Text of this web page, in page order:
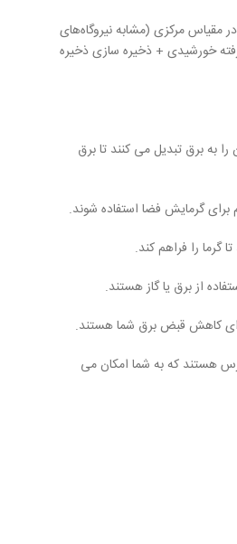
مقیاس مرکزی (مشابه نیروگاه‌های
خورشیدی + ذخیره سازی ذخیره
به برق تبدیل می کنند تا برق
گرمایش فضا استفاده شوند.
را فراهم کند.
از برق یا گاز هستند.
کاهش قبض برق شما هستند.
هستند که به شما امکان می